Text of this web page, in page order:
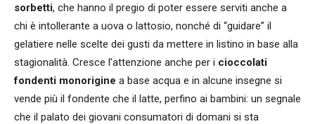
sorbetti, che hanno il pregio di poter essere serviti anche a
chi è intollerante a uova o lattosio, nonché di “guidare” il
gelatiere nelle scelte dei gusti da mettere in listino in base alla
stagionalità. Cresce l’attenzione anche per i cioccolati
fondenti monorigine a base acqua e in alcune insegne si
vende più il fondente che il latte, perfino ai bambini: un segnale
che il palato dei giovani consumatori di domani si sta